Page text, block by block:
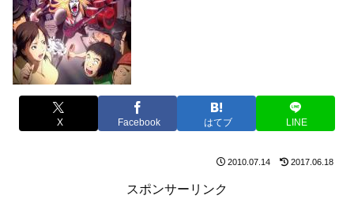
X Facebook はてブ LINE
2010.07.14 2017.06.18
スポンサーリンク